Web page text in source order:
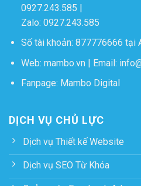
0927.243.585 |
Zalo: 0927.243.585
Số tài khoản: 877776666 tại
Web: mambo.vn| Email:
Fanpage: Mambo Digital
DỊCH VỤ CHỦ LỰC
Dịch vụ Thiết kế Website
Dịch vụ SEO Từ Khóa